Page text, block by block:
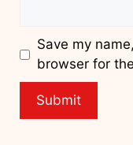
Save my
browser for